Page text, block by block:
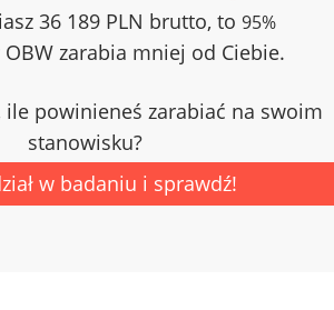
36 189 PLN brutto, to 95%
zarabia mniej od Ciebie.
ile powinieneś zarabiać na swoim
stanowisku?
w badaniu i sprawdź!